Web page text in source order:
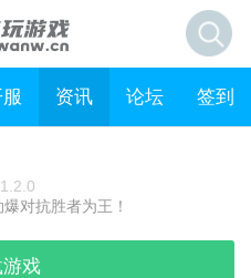
资讯 论坛 签到
对抗胜者为王！
戏